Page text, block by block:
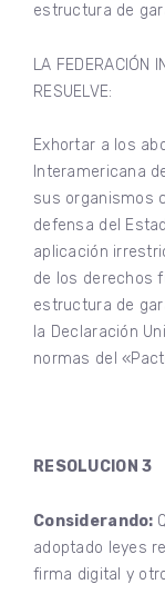
estructura de
LA FEDERACIÓN
RESUELVE:
Exhortar a los
Interamericana
sus organismos
defensa del
aplicación
de los derechos
estructura de
la Declaración
normas del
RESOLUCION 3
Considerando:
adoptado leyes
firma digital y